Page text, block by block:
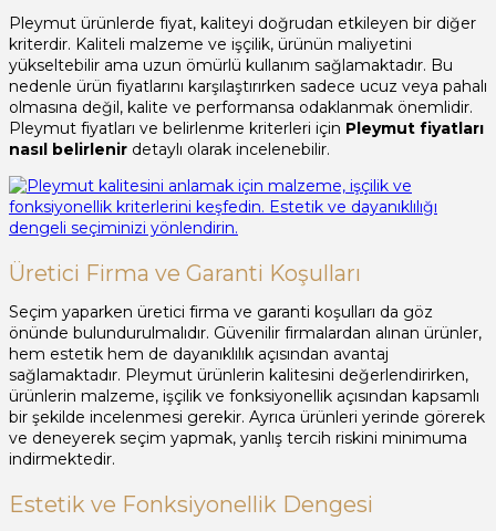
Pleymut ürünlerde fiyat, kaliteyi doğrudan etkileyen bir diğer
kriterdir. Kaliteli malzeme ve işçilik, ürünün maliyetini
yükseltebilir ama uzun ömürlü kullanım sağlamaktadır. Bu
nedenle ürün fiyatlarını karşılaştırırken sadece ucuz veya pahalı
olmasına değil, kalite ve performansa odaklanmak önemlidir.
Pleymut fiyatları ve belirlenme kriterleri için Pleymut fiyatları
nasıl belirlenir detaylı olarak incelenebilir.
Üretici Firma ve Garanti Koşulları
Seçim yaparken üretici firma ve garanti koşulları da göz
önünde bulundurulmalıdır. Güvenilir firmalardan alınan ürünler,
hem estetik hem de dayanıklılık açısından avantaj
sağlamaktadır. Pleymut ürünlerin kalitesini değerlendirirken,
ürünlerin malzeme, işçilik ve fonksiyonellik açısından kapsamlı
bir şekilde incelenmesi gerekir. Ayrıca ürünleri yerinde görerek
ve deneyerek seçim yapmak, yanlış tercih riskini minimuma
indirmektedir.
Estetik ve Fonksiyonellik Dengesi